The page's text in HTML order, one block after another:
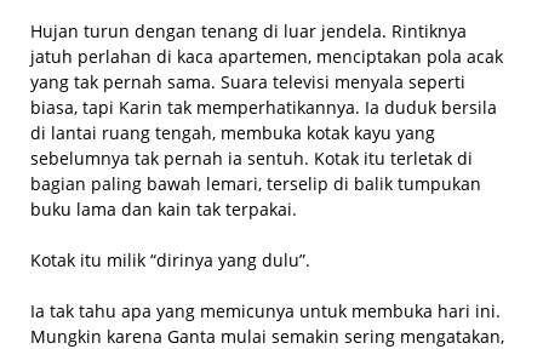
Hujan turun dengan tenang di luar jendela. Rintiknya
jatuh perlahan di kaca apartemen, menciptakan pola acak
yang tak pernah sama. Suara televisi menyala seperti
biasa, tapi Karin tak memperhatikannya. Ia duduk bersila
di lantai ruang tengah, membuka kotak kayu yang
sebelumnya tak pernah ia sentuh. Kotak itu terletak di
bagian paling bawah lemari, terselip di balik tumpukan
buku lama dan kain tak terpakai.
Kotak itu milik “dirinya yang dulu”.
Ia tak tahu apa yang memicunya untuk membuka hari ini.
Mungkin karena Ganta mulai semakin sering mengatakan,